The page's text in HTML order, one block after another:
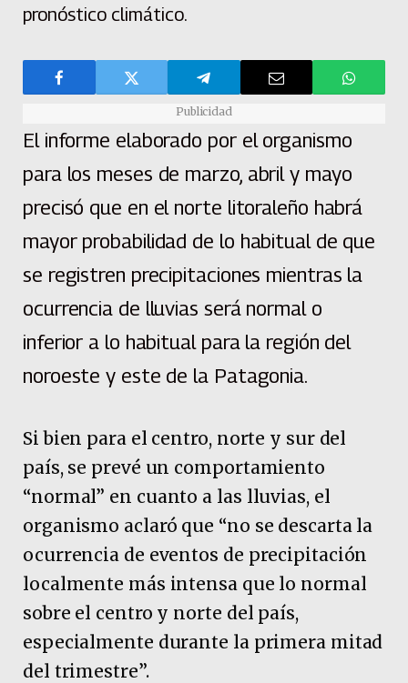
pronóstico climático.
Publicidad
El informe elaborado por el organismo
para los meses de marzo, abril y mayo
precisó que en el norte litoraleño habrá
mayor probabilidad de lo habitual de que
se registren precipitaciones mientras la
ocurrencia de lluvias será normal o
inferior a lo habitual para la región del
noroeste y este de la Patagonia.
Si bien para el centro, norte y sur del
país, se prevé un comportamiento
“normal” en cuanto a las lluvias, el
organismo aclaró que “no se descarta la
ocurrencia de eventos de precipitación
localmente más intensa que lo normal
sobre el centro y norte del país,
especialmente durante la primera mitad
del trimestre”.